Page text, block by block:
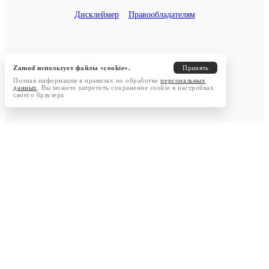
Дисклеймер Правообладателям
Zamod использует файлы «cookie».
Принять
Полная информация в правилах по обработкеперсональных
данных
. Вы можете запретить сохранение cookie в настройках
своего браузера